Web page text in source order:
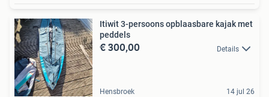
Itiwit 3-persoons opblaasbare kajak met
peddels
€ 300,00 Details
Hensbroek 14 jul 26